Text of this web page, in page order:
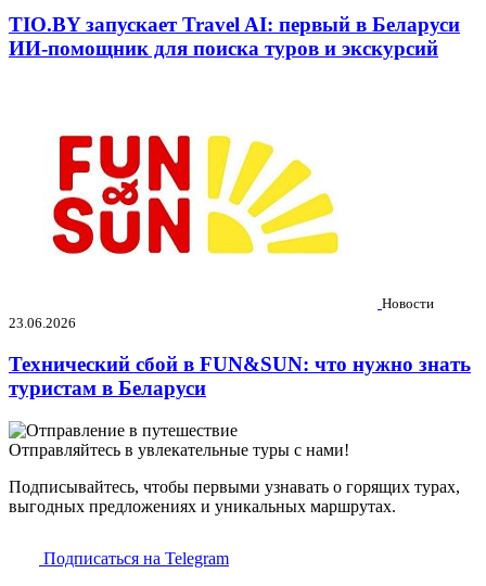
TIO.BY запускает Travel AI: первый в Беларуси
ИИ-помощник для поиска туров и экскурсий
Новости
23.06.2026
Технический сбой в FUN&SUN: что нужно знать
туристам в Беларуси
Отправляйтесь в увлекательные туры с нами!
Подписывайтесь, чтобы первыми узнавать о горящих турах,
выгодных предложениях и уникальных маршрутах.
Подписаться на Telegram